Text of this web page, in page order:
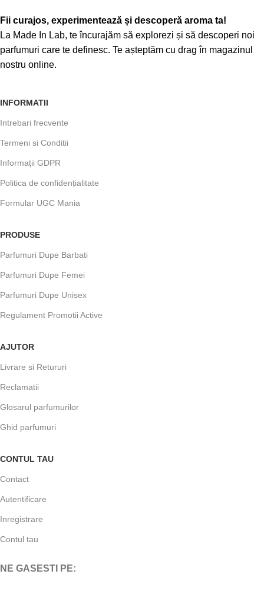
Fii curajos, experimentează și descoperă aroma ta!
La Made In Lab, te încurajăm să explorezi și să descoperi noi
parfumuri care te definesc. Te așteptăm cu drag în magazinul
nostru online.
INFORMATII
Intrebari frecvente
Termeni si Conditii
Informații GDPR
Politica de confidențialitate
Formular UGC Mania
PRODUSE
Parfumuri Dupe Barbati
Parfumuri Dupe Femei
Parfumuri Dupe Unisex
Regulament Promotii Active
AJUTOR
Livrare si Retururi
Reclamatii
Glosarul parfumurilor
Ghid parfumuri
CONTUL TAU
Contact
Autentificare
Inregistrare
Contul tau
NE GASESTI PE: